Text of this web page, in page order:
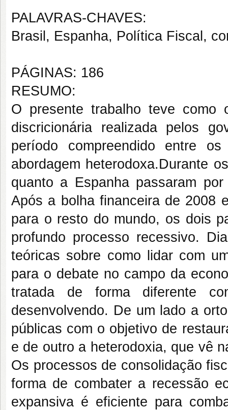
PALAVRAS-CHAVES:
Brasil, Espanha, Política Fiscal,
PÁGINAS: 186
RESUMO:
O presente trabalho teve como
discricionária realizada pelos
período compreendido entre
abordagem heterodoxa.Durante
quanto a Espanha passaram
Após a bolha financeira de 2008
para o resto do mundo, os dois
profundo processo recessivo.
teóricas sobre como lidar com
para o debate no campo da
tratada de forma diferente
desenvolvendo. De um lado a
públicas com o objetivo de
e de outro a heterodoxia, que vê
Os processos de consolidação
forma de combater a recessão
expansiva é eficiente para